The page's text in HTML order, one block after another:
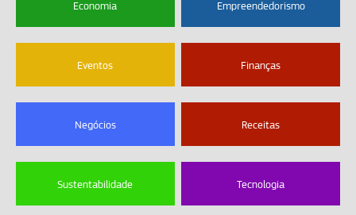
Economia Empreendedorismo
Eventos Finanças
Negócios Receitas
Sustentabilidade Tecnologia